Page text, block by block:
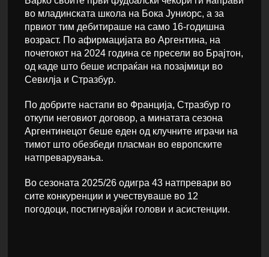
во младинската школа на Бока Јуниорс, а за
првиот тим дебитираше на само 16-годишна
возраст. По афирмацијата во Аргентина, на
почетокот на 2024 година се пресели во Брајтон,
од каде што беше испраќан на позајмици во
Севилја и Стразбур.
По добрите настапи во Франција, Стразбур го
откупи неговиот договор, а минатата сезона
Аргентинецот беше еден од клучните играчи на
тимот што обезбеди пласман во европските
натпреварувања.
Во сезоната 2025/26 одигра 43 натпревари во
сите конкуренции и учествуваше во 12
погодоци, постигнувајќи голови и асистенции.